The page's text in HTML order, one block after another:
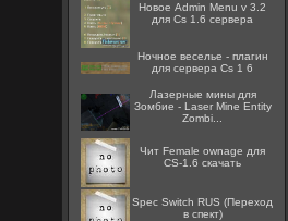
Новое Admin Menu v 3.2
для Cs 1.6 сервера
Ночное веселье - плагин
для сервера Cs 1 6
Лазерные мины для
Зомбие - Laser Mine Entity
Zombi...
Чит Female ownage для
CS-1.6 скачать
Spec Switch RUS (Переход
в спект)